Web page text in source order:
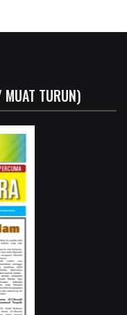
TURUN)